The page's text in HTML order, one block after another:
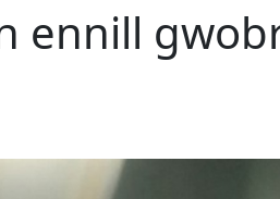
ennill